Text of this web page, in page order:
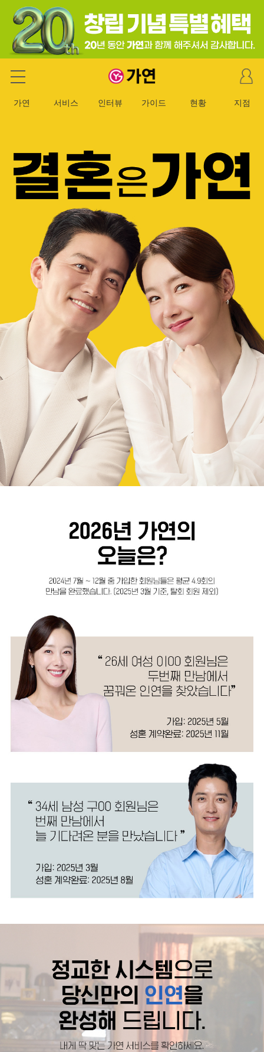
가연 결혼정보회사
마
이
이
가연 서비스 인터뷰 가이드 현황 지점